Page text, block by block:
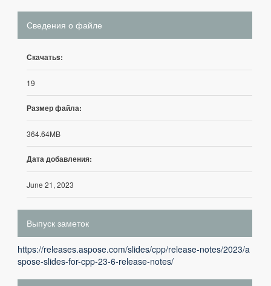
Сведения о файле
Скачатьs:
19
Размер файла:
364.64MB
Дата добавления:
June 21, 2023
Выпуск заметок
https://releases.aspose.com/slides/cpp/release-notes/2023/a
spose-slides-for-cpp-23-6-release-notes/